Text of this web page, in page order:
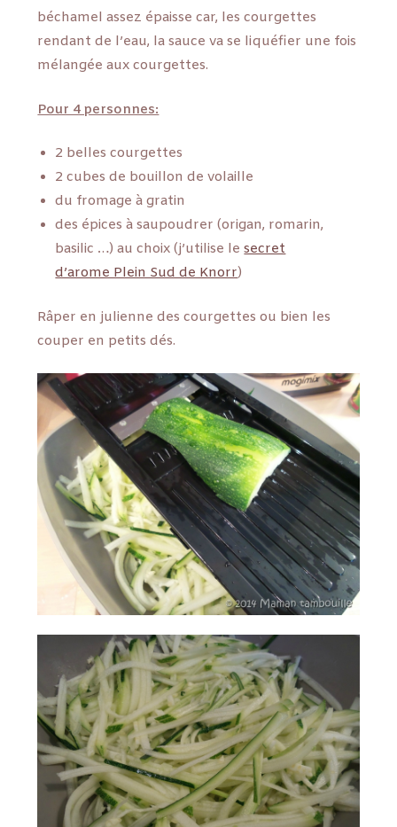
béchamel assez épaisse car, les courgettes
rendant de l’eau, la sauce va se liquéfier une fois
mélangée aux courgettes.
Pour 4 personnes:
2 belles courgettes
2 cubes de bouillon de volaille
du fromage à gratin
des épices à saupoudrer (origan, romarin,
basilic …) au choix (j’utilise lesecret
d’arome Plein Sud de Knorr)
Râper en julienne des courgettes ou bien les
couper en petits dés.